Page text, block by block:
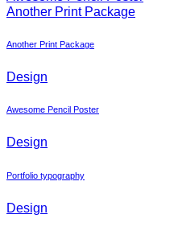
Another Print Package
Another Print Package
Design
Awesome Pencil Poster
Design
Portfolio typography
Design